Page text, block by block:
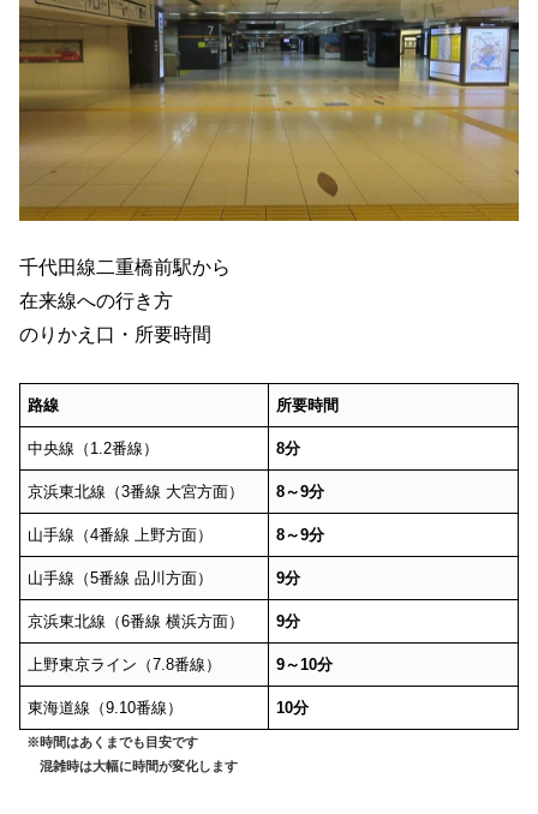
千代田線二重橋前駅から
在来線への行き方
のりかえ口・所要時間
路線 所要時間
中央線（1.2番線） 8分
京浜東北線（3番線 大宮方面） 8～9分
山手線（4番線 上野方面） 8～9分
山手線（5番線 品川方面） 9分
京浜東北線（6番線 横浜方面） 9分
上野東京ライン（7.8番線） 9～10分
東海道線（9.10番線） 10分
※時間はあくまでも目安です
混雑時は大幅に時間が変化します